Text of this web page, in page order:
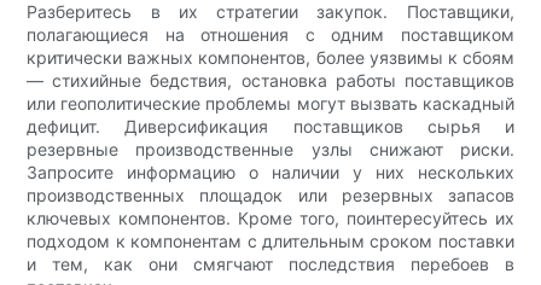
Разберитесь в их стратегии закупок. Поставщики,
полагающиеся на отношения с одним поставщиком
критически важных компонентов, более уязвимы к сбоям
— стихийные бедствия, остановка работы поставщиков
или геополитические проблемы могут вызвать каскадный
дефицит. Диверсификация поставщиков сырья и
резервные производственные узлы снижают риски.
Запросите информацию о наличии у них нескольких
производственных площадок или резервных запасов
ключевых компонентов. Кроме того, поинтересуйтесь их
подходом к компонентам с длительным сроком поставки
и тем, как они смягчают последствия перебоев в